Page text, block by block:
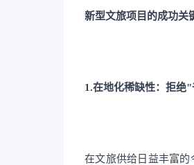
新型文旅项目的成功关
1.在地化稀缺性：拒绝
在文旅供给日益丰富的